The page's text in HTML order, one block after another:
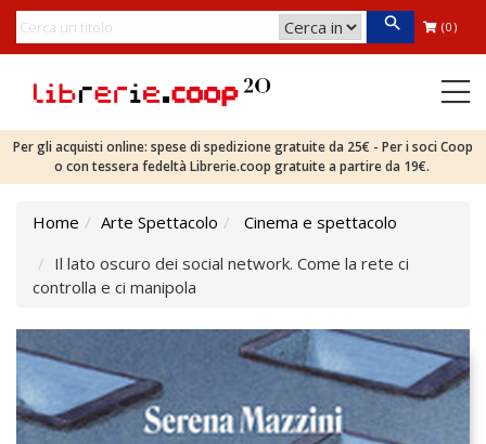
(0)
Per gli acquisti online: spese di spedizione gratuite da 25€ - Per i soci Coop
o con tessera fedeltà Librerie.coop gratuite a partire da 19€.
Home Arte Spettacolo
Cinema e spettacolo
Il lato oscuro dei social network. Come la rete ci
controlla e ci manipola